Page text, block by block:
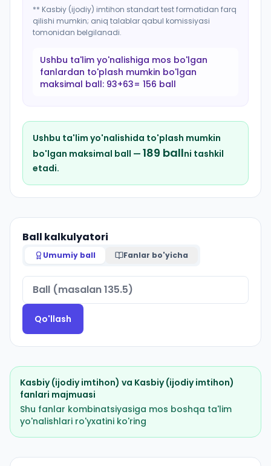
** Kasbiy (ijodiy) imtihon standart test formatidan farq
qilishi mumkin; aniq talablar qabul komissiyasi
tomonidan belgilanadi.
Ushbu ta'lim yo'nalishiga mos bo'lgan
fanlardan to'plash mumkin bo'lgan
maksimal ball: 93+63= 156 ball
Ushbu ta'lim yo'nalishida to'plash mumkin
bo'lgan maksimal ball — 189 ballni tashkil
etadi.
Ball kalkulyatori
Umumiy ball Fanlar bo'yicha
Qo'llash
Kasbiy (ijodiy imtihon) va Kasbiy (ijodiy imtihon)
fanlari majmuasi
Shu fanlar kombinatsiyasiga mos boshqa ta'lim
yo'nalishlari ro'yxatini ko'ring